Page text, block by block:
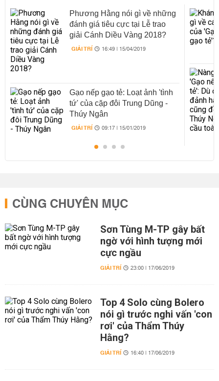
Phương Hằng nói gì về những
đánh giá tiêu cực tại Lễ trao
giải Cánh Diều Vàng 2018?
GIẢI TRÍ 16:49 | 15/04/2019
Gạo nếp gạo tẻ: Loạt ảnh 'tình
tứ' của cặp đôi Trung Dũng -
Thúy Ngân
GIẢI TRÍ 09:17 | 15/01/2019
CÙNG CHUYÊN MỤC
Sơn Tùng M-TP gây bất
ngờ với hình tượng mới
cực ngầu
GIẢI TRÍ 23:00 | 17/06/2019
Top 4 Solo cùng Bolero
nói gì trước nghi vấn 'con
rơi' của Thẩm Thúy
Hằng?
GIẢI TRÍ 16:40 | 17/06/2019